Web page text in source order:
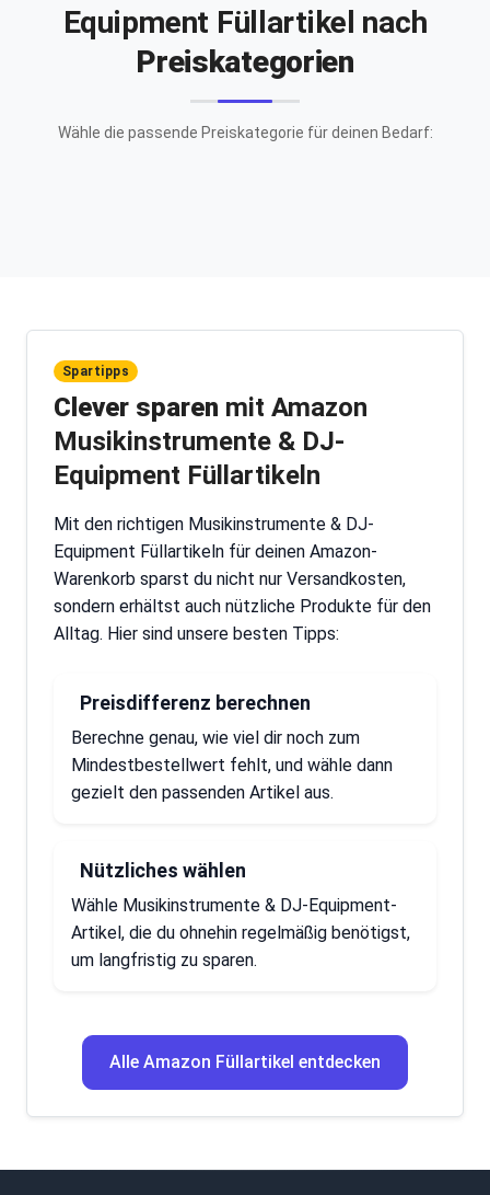
Equipment Füllartikel nach
Preiskategorien
Wähle die passende Preiskategorie für deinen Bedarf:
Spartipps
Clever sparen mit Amazon
Musikinstrumente & DJ-
Equipment Füllartikeln
Mit den richtigen Musikinstrumente & DJ-
Equipment Füllartikeln für deinen Amazon-
Warenkorb sparst du nicht nur Versandkosten,
sondern erhältst auch nützliche Produkte für den
Alltag. Hier sind unsere besten Tipps:
Preisdifferenz berechnen
Berechne genau, wie viel dir noch zum
Mindestbestellwert fehlt, und wähle dann
gezielt den passenden Artikel aus.
Nützliches wählen
Wähle Musikinstrumente & DJ-Equipment-
Artikel, die du ohnehin regelmäßig benötigst,
um langfristig zu sparen.
Alle Amazon Füllartikel entdecken